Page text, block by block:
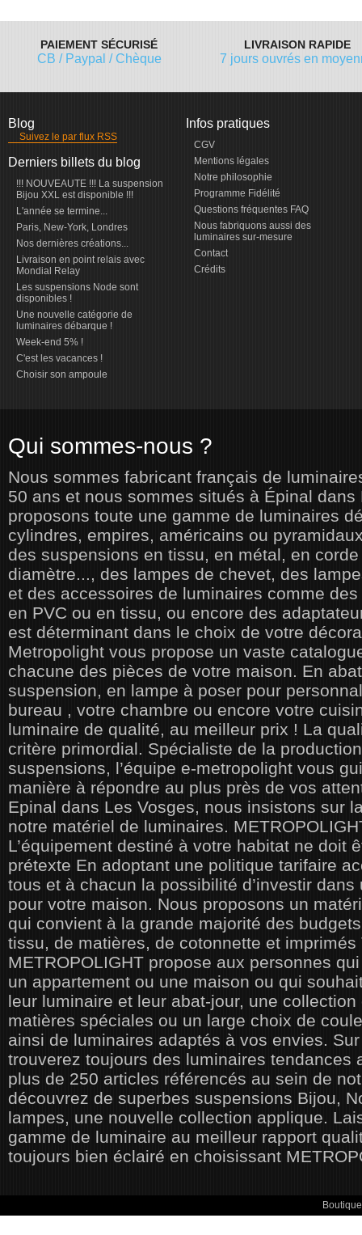
PAIEMENT SÉCURISÉ
CB / Paypal / Chèque
LIVRAISON RAPIDE
7 jours ouvrés en
Blog
Suivez le par flux RSS
Derniers billets du blog
!!! NOUVEAUTE !!! La suspension
Bijou XXL est disponible !!!
L'année se termine...
Paris, New-York, Londres
Nos dernières créations...
Livraison en point relais avec
Mondial Relay
Les suspensions Node sont
disponibles !
Une nouvelle catégorie de
luminaires débarque !
Week-end 5% !
C'est les vacances !
Choisir son ampoule
Infos pratiques
CGV
Mentions légales
Notre philosophie
Programme Fidélité
Questions fréquentes FAQ
Nous fabriquons aussi des
luminaires sur-mesure
Contact
Crédits
Qui sommes-nous ?
Nous sommes fabricant français de
50 ans et nous sommes situés à Épinal dans
proposons toute une gamme de luminaires
cylindres, empires, américains ou
des suspensions en tissu, en métal, en
diamètre..., des lampes de chevet, des
et des accessoires de luminaires comme
en PVC ou en tissu, ou encore des
est déterminant dans le choix de votre
Metropolight vous propose un vaste
chacune des pièces de votre maison. En
suspension, en lampe à poser pour
bureau , votre chambre ou encore votre
luminaire de qualité, au meilleur prix ! La
critère primordial. Spécialiste de la
suspensions, l’équipe e-metropolight vous
manière à répondre au plus près de vos
Epinal dans Les Vosges, nous insistons sur
notre matériel de luminaires.
L’équipement destiné à votre habitat ne doit
prétexte En adoptant une politique tarifaire
tous et à chacun la possibilité d’investir
pour votre maison. Nous proposons un
qui convient à la grande majorité des
tissu, de matières, de cotonnette et imprimés
METROPOLIGHT propose aux personnes
un appartement ou une maison ou qui
leur luminaire et leur abat-jour, une
matières spéciales ou un large choix de
ainsi de luminaires adaptés à vos envies.
trouverez toujours des luminaires tendances
plus de 250 articles référencés au sein de
découvrez de superbes suspensions Bijou,
lampes, une nouvelle collection applique.
gamme de luminaire au meilleur rapport
toujours bien éclairé en choisissant